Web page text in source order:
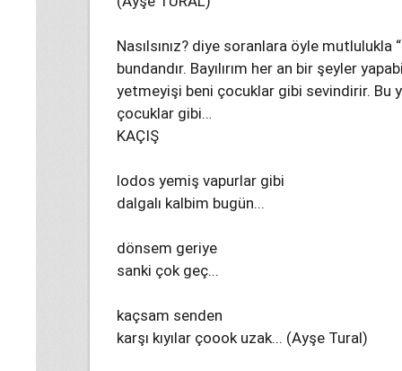
Nasılsınız? diye soranlara öyle
bundandır. Bayılırım her an bir şeyler
yetmeyişi beni çocuklar gibi sevindirir. Bu
çocuklar gibi…
KAÇIŞ
lodos yemiş vapurlar gibi
dalgalı kalbim bugün...
dönsem geriye
sanki çok geç...
kaçsam senden
karşı kıyılar çoook uzak... (Ayşe Tural)